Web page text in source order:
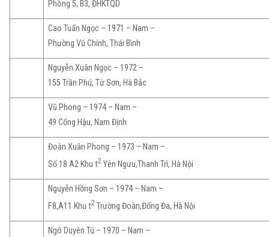
Phòng 5, B3, ĐHKTQD
Cao Tuấn Ngọc – 1971 – Nam –
Phường Vũ Chính, Thái Bình
Nguyễn Xuân Ngọc – 1972 –
155 Trần Phú, Từ Sơn, Hà Bắc
Vũ Phong – 1974 – Nam –
49 Cổng Hậu, Nam Định
Đoàn Xuân Phong – 1973 – Nam –
Số 18 A2 Khu t2 Yên Ngưu,Thanh Trì, Hà Nội
Nguyễn Hồng Sơn – 1974 – Nam –
F8,A11 Khu t2 Trường Đoàn,Đống Đa, Hà Nội
Ngô Duyên Tú – 1970 – Nam –